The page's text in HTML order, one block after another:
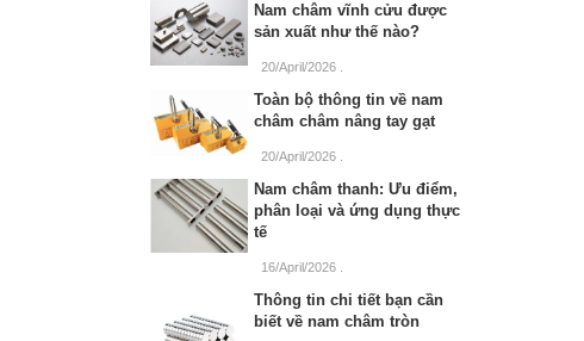
Nam châm vĩnh cửu được
sản xuất như thế nào?
20/April/2026
Toàn bộ thông tin về nam
châm châm nâng tay gạt
20/April/2026
Nam châm thanh: Ưu điểm,
phân loại và ứng dụng thực
tế
16/April/2026
Thông tin chi tiết bạn cần
biết về nam châm tròn